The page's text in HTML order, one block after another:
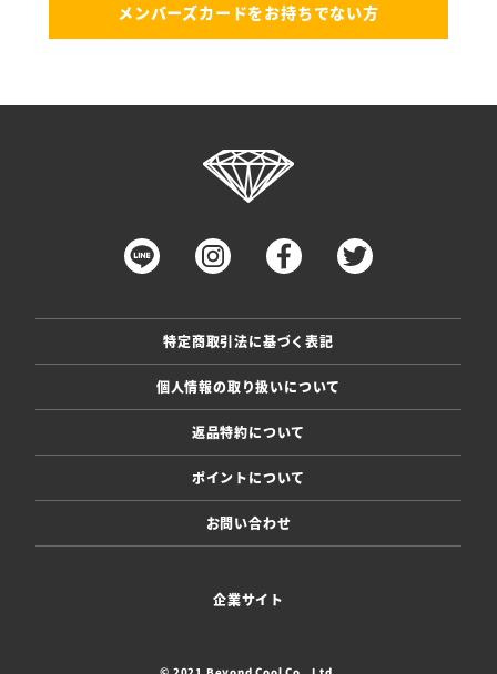
メンバーズカードをお持ちでない方
特定商取引法に基づく表記
個人情報の取り扱いについて
返品特約について
ポイントについて
お問い合わせ
企業サイト